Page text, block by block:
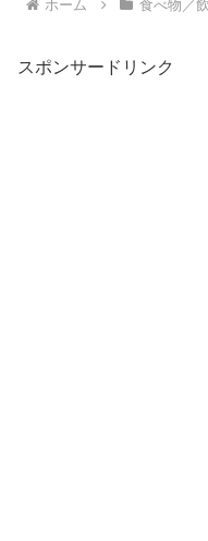
ホーム 食べ物／
スポンサードリンク